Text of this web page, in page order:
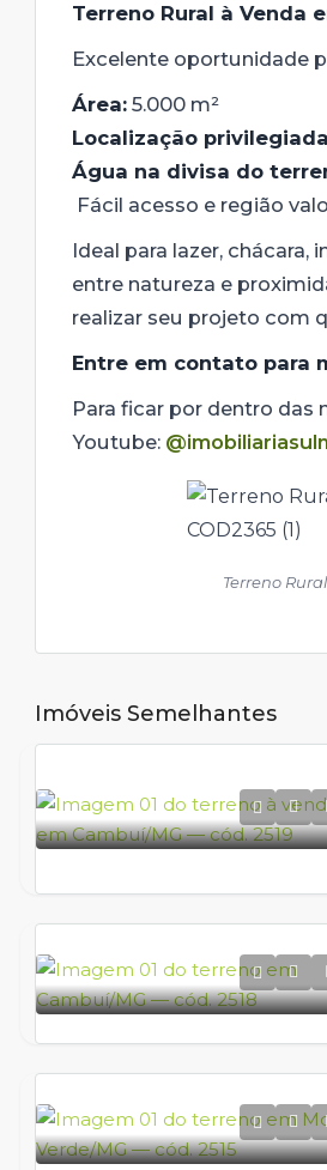
Terreno Rural à Venda
Excelente oportunidade
Área: 5.000 m²
Localização
Água na divisa do
Fácil acesso e região
Ideal para lazer,
entre natureza e
realizar seu projeto com
Entre em contato para
Para ficar por dentro das
Youtube:
Terreno
Imóveis Semelhantes